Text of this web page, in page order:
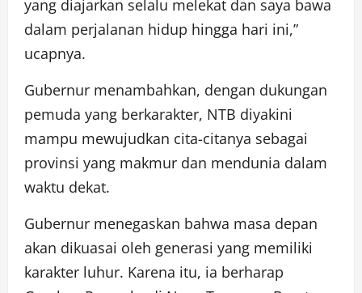
yang diajarkan selalu melekat dan saya bawa
dalam perjalanan hidup hingga hari ini,”
ucapnya.
Gubernur menambahkan, dengan dukungan
pemuda yang berkarakter, NTB diyakini
mampu mewujudkan cita-citanya sebagai
provinsi yang makmur dan mendunia dalam
waktu dekat.
Gubernur menegaskan bahwa masa depan
akan dikuasai oleh generasi yang memiliki
karakter luhur. Karena itu, ia berharap